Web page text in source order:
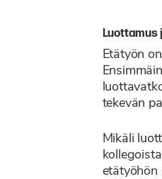
Luottamus
Etätyön
tekevän
Mikäli
etätyöhön